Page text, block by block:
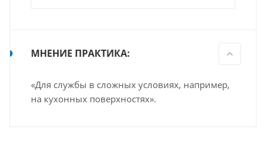
МНЕНИЕ ПРАКТИКА:
«Для службы в сложных условиях, например,
на кухонных поверхностях».